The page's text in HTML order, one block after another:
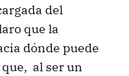
del
que la
dónde puede
al ser un